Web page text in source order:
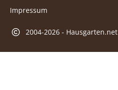
Impressum
2004-2026 - Hausgarten.net